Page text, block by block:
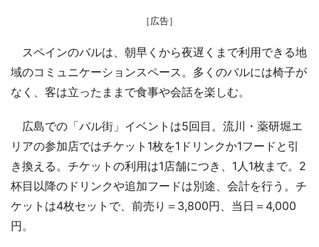
［広告］
スペインのバルは、朝早くから夜遅くまで利用できる地
域のコミュニケーションスペース。多くのバルには椅子が
なく、客は立ったままで食事や会話を楽しむ。
広島での「バル街」イベントは5回目。流川・薬研堀エ
リアの参加店ではチケット1枚を1ドリンクか1フードと引
き換える。チケットの利用は1店舗につき、1人1枚まで。2
杯目以降のドリンクや追加フードは別途、会計を行う。チ
ケットは4枚セットで、前売り＝3,800円、当日＝4,000
円。